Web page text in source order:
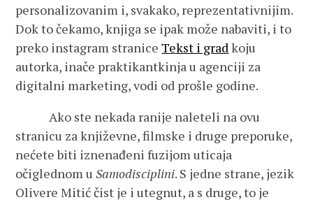
personalizovanim i, svakako, reprezentativnijim.
Dok to čekamo, knjiga se ipak može nabaviti, i to
preko instagram straniceTekst i gradkoju
autorka, inače praktikantkinja u agenciji za
digitalni marketing, vodi od prošle godine.
Ako ste nekada ranije naleteli na ovu
stranicu za književne, filmske i druge preporuke,
nećete biti iznenađeni fuzijom uticaja
očiglednom uSamodisciplini. S jedne strane, jezik
Olivere Mitić čist je i utegnut, a s druge, to je